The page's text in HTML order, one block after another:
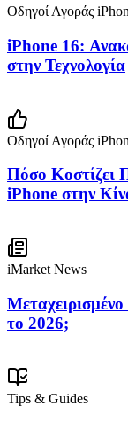
Οδηγοί Αγοράς
iPhone 16:
στην Τεχνολογία
Οδηγοί Αγοράς
Πόσο Κοστίζει
iPhone στην
iMarket News
το 2026;
Tips & Guides